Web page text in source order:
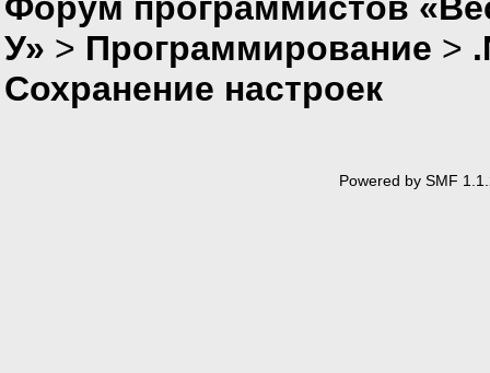
У» > Программирование >
Сохранение настроек
Powered by SMF